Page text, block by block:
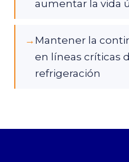
aumentar la vida
→ Mantener la
en líneas críticas
refrigeración